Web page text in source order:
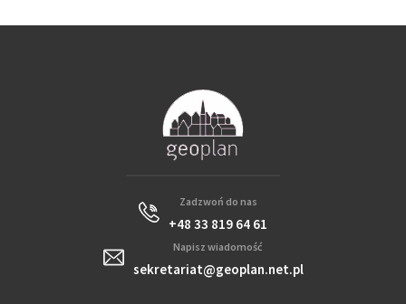
Zadzwoń do nas
+48 33 819 64 61
Napisz wiadomość
sekretariat@geoplan.net.pl